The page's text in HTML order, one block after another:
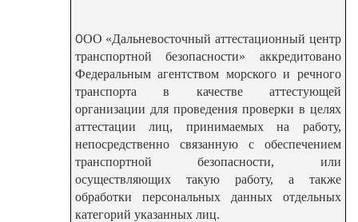
ООО «Дальневосточный аттестационный центр
транспортной безопасности» аккредитовано
Федеральным агентством морского и речного
транспорта в качестве аттестующей
организации для проведения проверки в целях
аттестации лиц, принимаемых на работу,
непосредственно связанную с обеспечением
транспортной безопасности, или
осуществляющих такую работу, а также
обработки персональных данных отдельных
категорий указанных лиц.